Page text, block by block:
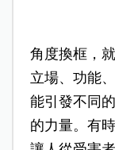
角度換框，
立場、功能
能引發不同
的力量。有